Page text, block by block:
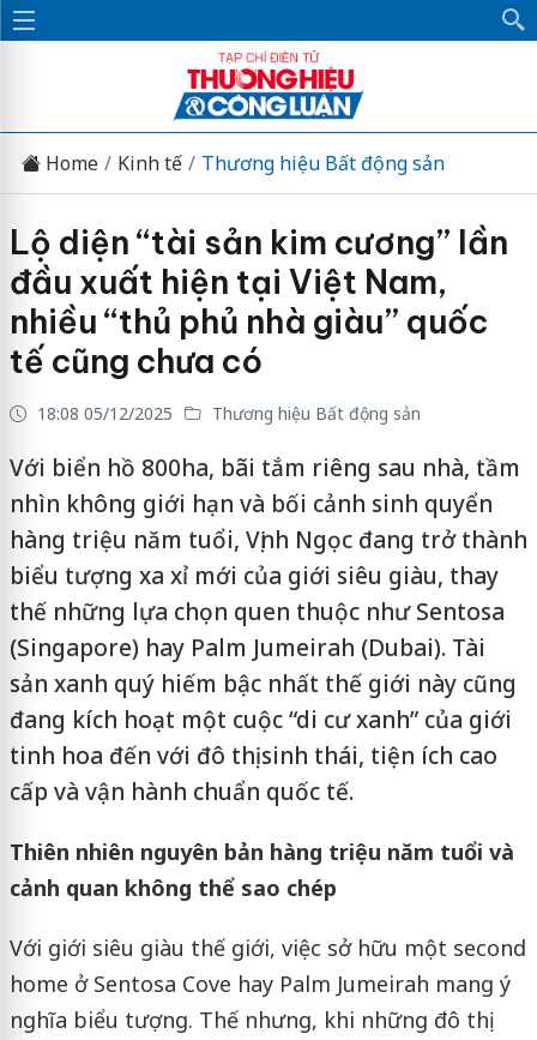
Home Kinh tế Thương hiệu Bất động sản
Lộ diện “tài sản kim cương” lần
đầu xuất hiện tại Việt Nam,
nhiều “thủ phủ nhà giàu” quốc
tế cũng chưa có
18:08 05/12/2025 Thương hiệu Bất động sản
Với biển hồ 800ha, bãi tắm riêng sau nhà, tầm
nhìn không giới hạn và bối cảnh sinh quyển
hàng triệu năm tuổi, Vịnh Ngọc đang trở thành
biểu tượng xa xỉ mới của giới siêu giàu, thay
thế những lựa chọn quen thuộc như Sentosa
(Singapore) hay Palm Jumeirah (Dubai). Tài
sản xanh quý hiếm bậc nhất thế giới này cũng
đang kích hoạt một cuộc “di cư xanh” của giới
tinh hoa đến với đô thị sinh thái, tiện ích cao
cấp và vận hành chuẩn quốc tế.
Thiên nhiên nguyên bản hàng triệu năm tuổi và
cảnh quan không thể sao chép
Với giới siêu giàu thế giới, việc sở hữu một second
home ở Sentosa Cove hay Palm Jumeirah mang ý
nghĩa biểu tượng. Thế nhưng, khi những đô thị